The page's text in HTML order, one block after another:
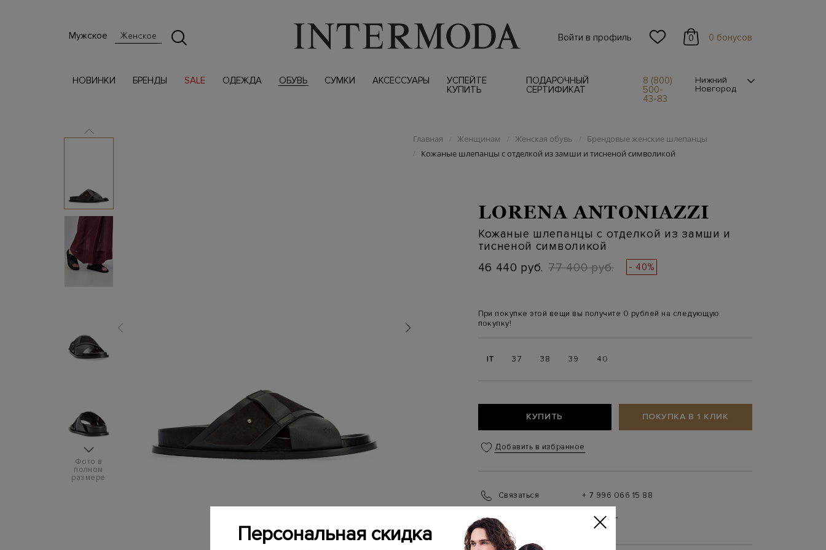
Мужское Женское Войти в профиль 0 0 бонусов
НОВИНКИ БРЕНДЫ SALE ОДЕЖДА ОБУВЬ СУМКИ АКСЕССУАРЫ
УСПЕЙТЕ
КУПИТЬ
ПОДАРОЧНЫЙ
СЕРТИФИКАТ
8 (800)
500-
43-83
Нижний
Новгород
Фото в
полном
размере
Главная / Женщинам / Женская обувь / Брендовые женские шлепанцы
/ Кожаные шлепанцы с отделкой из замши и тисненой символикой
LORENA ANTONIAZZI
Кожаные шлепанцы с отделкой из замши и
тисненой символикой
46 440 руб. 77 400 руб. - 40%
При покупке этой вещи вы получите 0 рублей на следующую
покупку!
IT 37 38 39 40
КУПИТЬ ПОКУПКА В 1 КЛИК
Добавить в избранное
Связаться
+ 7 996 066 15 88
(ежедневно с 10:00 до 21:00)
Персональная скидка